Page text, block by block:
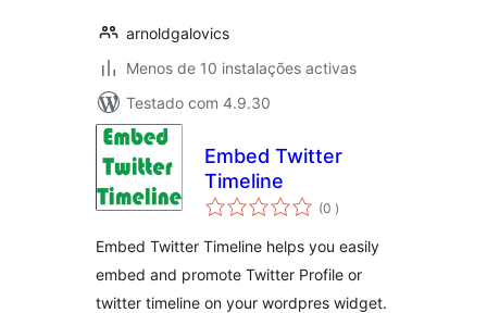
arnoldgalovics
Menos de 10 instalações activas
Testado com 4.9.30
Embed Twitter
Timeline
(0 classificações
)
Embed Twitter Timeline helps you easily
embed and promote Twitter Profile or
twitter timeline on your wordpres widget.